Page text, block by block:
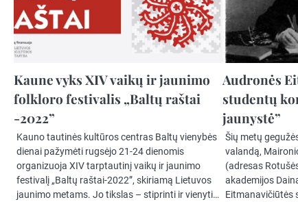
Kaune vyks XIV vaikų ir jaunimo
folkloro festivalis „Baltų raštai
-2022”
Kauno tautinės kultūros centras Baltų vienybės
dienai pažymėti rugsėjo 21-24 dienomis
organizuoja XIV tarptautinį vaikų ir jaunimo
festivalį „Baltų raštai-2022”, skiriamą Lietuvos
jaunimo metams. Jo tikslas – stiprinti ir vienyti…
Audronės
studentų
jaunystė”
Šių metų
valandą,
(adresas
akademijos
Eitmanavičiūtės